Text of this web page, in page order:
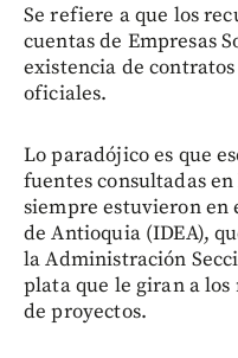
Se refiere a que los
cuentas de Empresas
existencia de
oficiales.
Lo paradójico es que
fuentes consultadas
siempre estuvieron
de Antioquia (IDEA),
la Administración
plata que le giran a
de proyectos.